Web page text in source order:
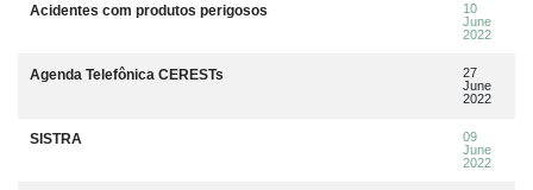
Acidentes com produtos perigosos
10
June
2022
Agenda Telefônica CERESTs
27
June
2022
SISTRA
09
June
2022